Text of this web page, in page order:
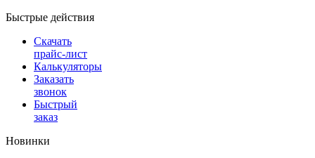
Быстрые действия
Скачать
прайс-лист
Калькуляторы
Заказать
звонок
Быстрый
заказ
Новинки